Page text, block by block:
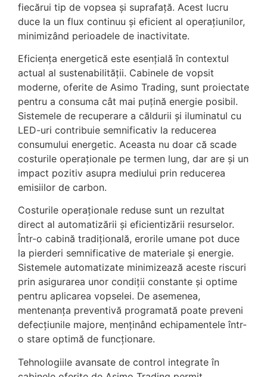
fiecărui tip de vopsea și suprafață. Acest lucru
duce la un flux continuu și eficient al operațiunilor,
minimizând perioadele de inactivitate.
Eficiența energetică este esențială în contextul
actual al sustenabilității. Cabinele de vopsit
moderne, oferite de Asimo Trading, sunt proiectate
pentru a consuma cât mai puțină energie posibil.
Sistemele de recuperare a căldurii și iluminatul cu
LED-uri contribuie semnificativ la reducerea
consumului energetic. Aceasta nu doar că scade
costurile operaționale pe termen lung, dar are și un
impact pozitiv asupra mediului prin reducerea
emisiilor de carbon.
Costurile operaționale reduse sunt un rezultat
direct al automatizării și eficientizării resurselor.
Într-o cabină tradițională, erorile umane pot duce
la pierderi semnificative de materiale și energie.
Sistemele automatizate minimizează aceste riscuri
prin asigurarea unor condiții constante și optime
pentru aplicarea vopselei. De asemenea,
mentenanța preventivă programată poate preveni
defecțiunile majore, menținând echipamentele într-
o stare optimă de funcționare.
Tehnologiile avansate de control integrate în